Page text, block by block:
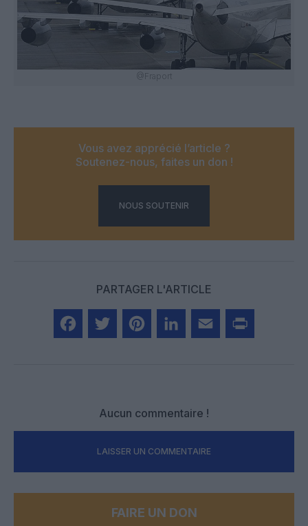
@Fraport
Vous avez apprécié l’article ?
Soutenez-nous, faites un don !
NOUS SOUTENIR
PARTAGER L'ARTICLE
Aucun commentaire !
LAISSER UN COMMENTAIRE
FAIRE UN DON